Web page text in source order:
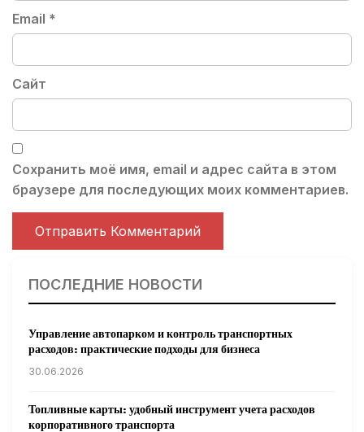
Email *
Сайт
Сохранить моё имя, email и адрес сайта в этом
браузере для последующих моих комментариев.
ПОСЛЕДНИЕ НОВОСТИ
Управление автопарком и контроль транспортных
расходов: практические подходы для бизнеса
30.06.2026
Топливные карты: удобный инструмент учета расходов
корпоративного транспорта